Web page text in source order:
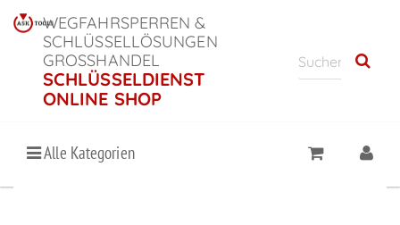
WEGFAHRSPERREN &
SCHLÜSSELLÖSUNGEN
GROSSHANDEL
SCHLÜSSELDIENST
ONLINE SHOP
Alle Kategorien